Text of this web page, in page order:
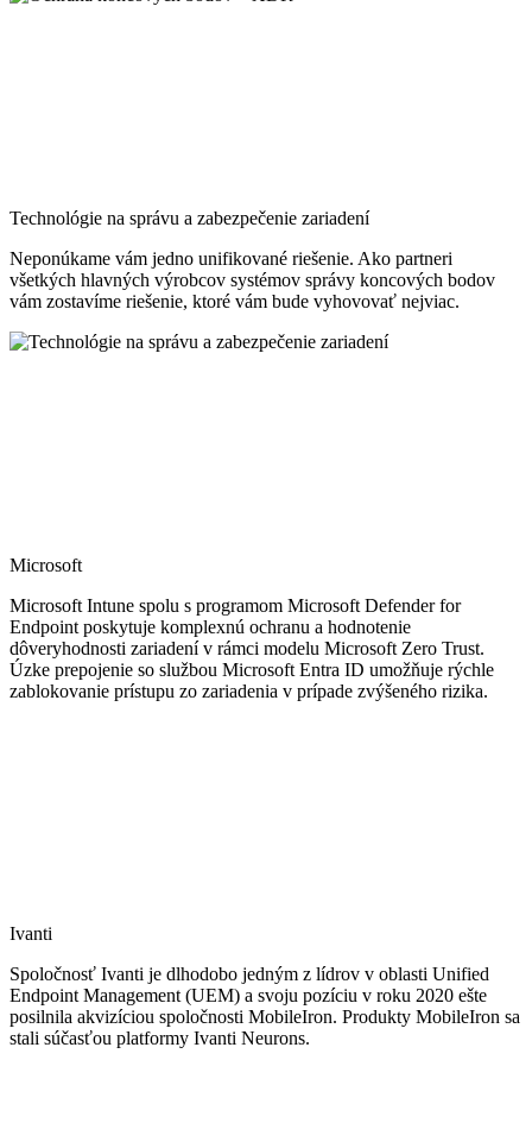
Technológie na správu a zabezpečenie zariadení
Neponúkame vám jedno unifikované riešenie. Ako partneri
všetkých hlavných výrobcov systémov správy koncových bodov
vám zostavíme riešenie, ktoré vám bude vyhovovať nejviac.
Microsoft
Microsoft Intune spolu s programom Microsoft Defender for
Endpoint poskytuje komplexnú ochranu a hodnotenie
dôveryhodnosti zariadení v rámci modelu Microsoft Zero Trust.
Úzke prepojenie so službou Microsoft Entra ID umožňuje rýchle
zablokovanie prístupu zo zariadenia v prípade zvýšeného rizika.
Ivanti
Spoločnosť Ivanti je dlhodobo jedným z lídrov v oblasti Unified
Endpoint Management (UEM) a svoju pozíciu v roku 2020 ešte
posilnila akvizíciou spoločnosti MobileIron. Produkty MobileIron sa
stali súčasťou platformy Ivanti Neurons.